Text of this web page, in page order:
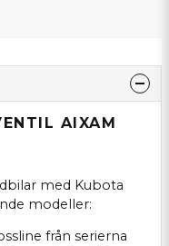
AIXAM
med Kubota
modeller:
från serierna